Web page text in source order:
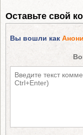
Оставьте свой
Вы вошли как